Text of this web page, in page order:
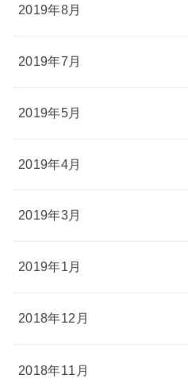
2019年8月
2019年7月
2019年5月
2019年4月
2019年3月
2019年1月
2018年12月
2018年11月